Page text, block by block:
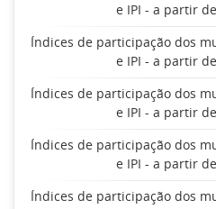
e IPI - a partir
Índices de participação dos
e IPI - a partir
Índices de participação dos
e IPI - a partir
Índices de participação dos
e IPI - a partir
Índices de participação dos